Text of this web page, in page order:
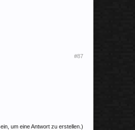
#87
um eine Antwort zu erstellen.)